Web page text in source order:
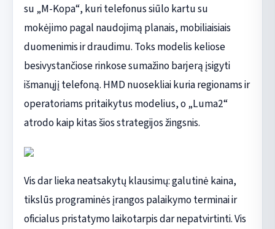
su „M-Kopa“, kuri telefonus siūlo kartu su
mokėjimo pagal naudojimą planais, mobiliaisiais
duomenimis ir draudimu. Toks modelis keliose
besivystančiose rinkose sumažino barjerą įsigyti
išmanųjį telefoną. HMD nuosekliai kuria regionams ir
operatoriams pritaikytus modelius, o „Luma2“
atrodo kaip kitas šios strategijos žingsnis.
Vis dar lieka neatsakytų klausimų: galutinė kaina,
tikslūs programinės įrangos palaikymo terminai ir
oficialus pristatymo laikotarpis dar nepatvirtinti. Vis